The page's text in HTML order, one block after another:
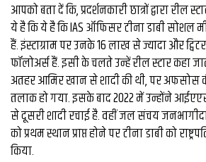
आपको बता दें कि, प्रदर्शनकारी छात्रों द्वारा
ये है कि ये है कि IAS ऑफिसर टीना डाबी सोशल
हैं. इंस्टाग्राम पर उनके 16 लाख से ज्यादा और
फॉलोअर्स हैं. इसी के चलते उन्हें रील स्टार कहा
अतहर आमिर खान से शादी की थी, पर अफसोस
तलाक हो गया. इसके बाद 2022 में उन्होंने
से दूसरी शादी रचाई है. वहीं जल संचय
को प्रथम स्थान प्राप्त होने पर टीना डाबी को
किया.